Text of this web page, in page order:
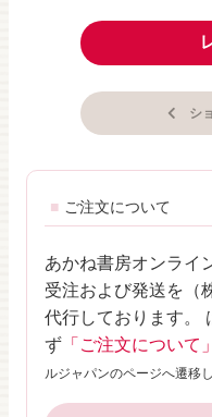
シ
ご注文について
あかね書房オンライ
受注および発送を（
代行しております。
ず 「ご注文について」
ルジャパンのページへ遷移し